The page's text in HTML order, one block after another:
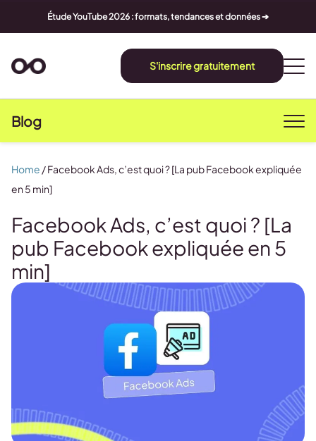
Étude YouTube 2026 : formats, tendances et données ➔
S'inscrire gratuitement
Blog
Facebook Ads, c’est quoi ? [La
pub Facebook expliquée en 5
min]
Home /Facebook Ads, c’est quoi ? [La pub Facebook expliquée
en 5 min]